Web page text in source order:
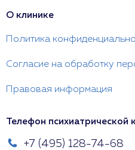
О клинике
Политика
Согласие на обработку
Правовая информация
Телефон психиатрической
+7 (495) 128-74-68